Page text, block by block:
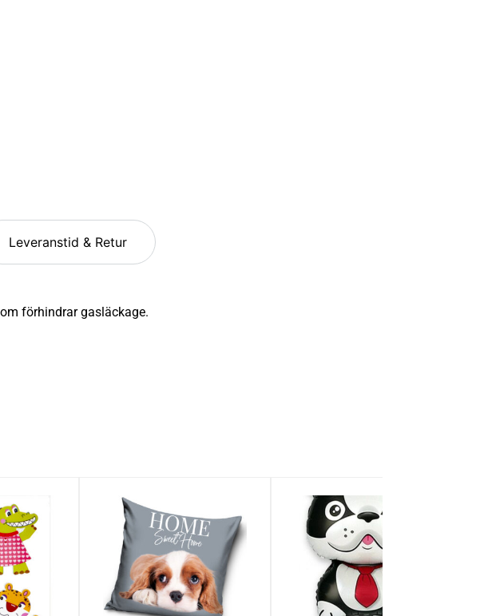
Leveranstid & Retur
förhindrar gasläckage.